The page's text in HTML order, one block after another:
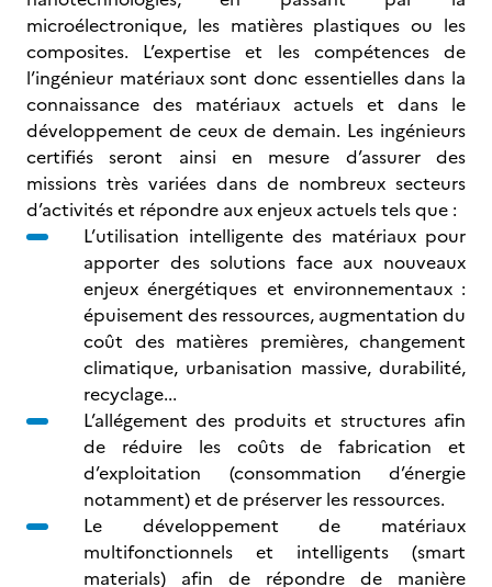
microélectronique, les matières plastiques ou les
composites. L’expertise et les compétences de
l’ingénieur matériaux sont donc essentielles dans la
connaissance des matériaux actuels et dans le
développement de ceux de demain. Les ingénieurs
certifiés seront ainsi en mesure d’assurer des
missions très variées dans de nombreux secteurs
d’activités et répondre aux enjeux actuels tels que :
L’utilisation intelligente des matériaux pour
apporter des solutions face aux nouveaux
enjeux énergétiques et environnementaux :
épuisement des ressources, augmentation du
coût des matières premières, changement
climatique, urbanisation massive, durabilité,
recyclage...
L’allégement des produits et structures afin
de réduire les coûts de fabrication et
d’exploitation (consommation d’énergie
notamment) et de préserver les ressources.
Le développement de matériaux
multifonctionnels et intelligents (smart
materials) afin de répondre de manière